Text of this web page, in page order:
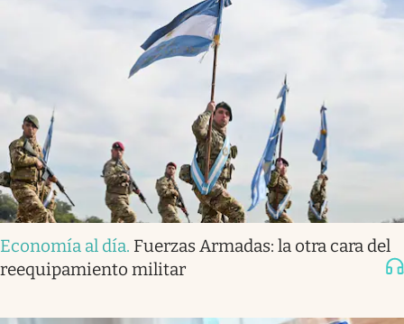
Economía al día. Fuerzas Armadas: la otra cara del
reequipamiento militar